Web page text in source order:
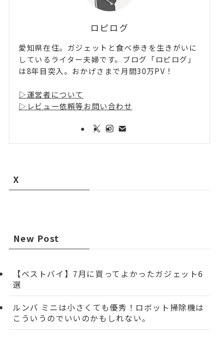
ロピログ
愛知県在住。ガジェットと食べ歩きを生きがいに
しているライター夫婦です。ブログ「ロピログ」
は8年目突入。おかげさまで月間30万PV！
▷運営者について
▷レビュー依頼等お問い合わせ
X
New Post
【ベストバイ】7月に買ってよかったガジェット6
選
ルンバ ミニは小さくても優秀！ロボット掃除機は
こういうのでいいのかもしれない。